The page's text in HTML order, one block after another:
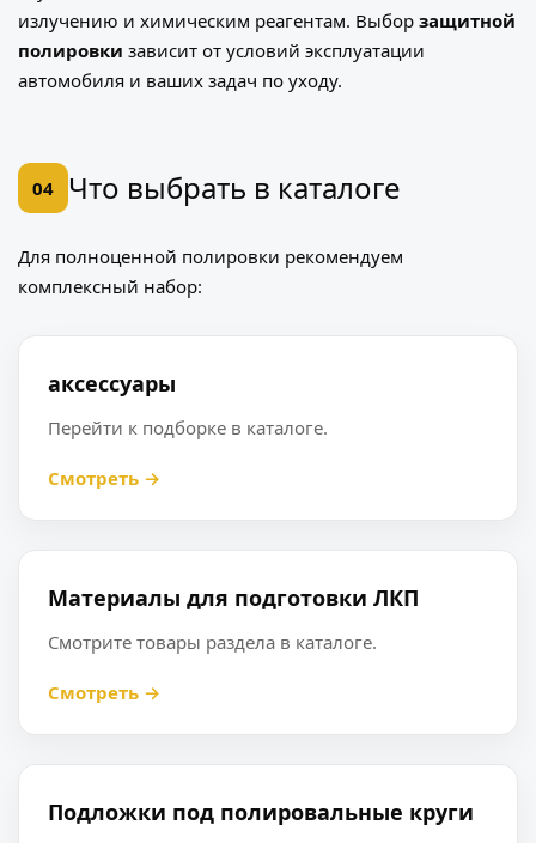
излучению и химическим реагентам. Выбор защитной
полировки зависит от условий эксплуатации
автомобиля и ваших задач по уходу.
04 Что выбрать в каталоге
Для полноценной полировки рекомендуем
комплексный набор:
аксессуары
Перейти к подборке в каталоге.
Смотреть →
Материалы для подготовки ЛКП
Смотрите товары раздела в каталоге.
Смотреть →
Подложки под полировальные круги